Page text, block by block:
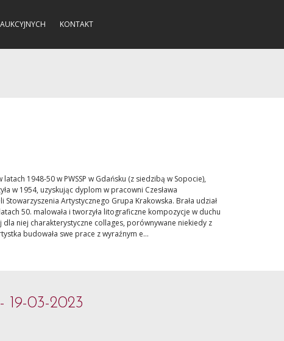
KONTAKT
1948-50 w PWSSP w Gdańsku (z siedzibą w Sopocie),
w 1954, uzyskując dyplom w pracowni Czesława
Artystycznego Grupa Krakowska. Brała udział
50. malowała i tworzyła litograficzne kompozycje w duchu
niej charakterystyczne collages, porównywane niekiedy z
budowała swe prace z wyraźnym e...
19-03-2023